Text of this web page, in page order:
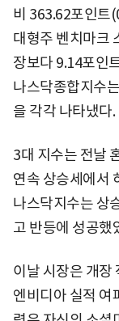
비 363.62포인트
대형주 벤치마크
장보다 9.14포인
나스닥종합지수
을 각각 나타냈다.
3대 지수는 전날
연속 상승세에서
나스닥지수는 상
고 반등에 성공했
이날 시장은 개장
엔비디아 실적 여